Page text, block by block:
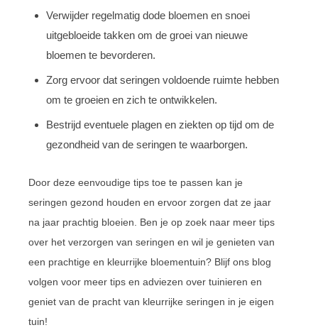
Verwijder regelmatig dode bloemen en snoei
uitgebloeide takken om de groei van nieuwe
bloemen te bevorderen.
Zorg ervoor dat seringen voldoende ruimte hebben
om te groeien en zich te ontwikkelen.
Bestrijd eventuele plagen en ziekten op tijd om de
gezondheid van de seringen te waarborgen.
Door deze eenvoudige tips toe te passen kan je
seringen gezond houden en ervoor zorgen dat ze jaar
na jaar prachtig bloeien. Ben je op zoek naar meer tips
over het verzorgen van seringen en wil je genieten van
een prachtige en kleurrijke bloementuin? Blijf ons blog
volgen voor meer tips en adviezen over tuinieren en
geniet van de pracht van kleurrijke seringen in je eigen
tuin!